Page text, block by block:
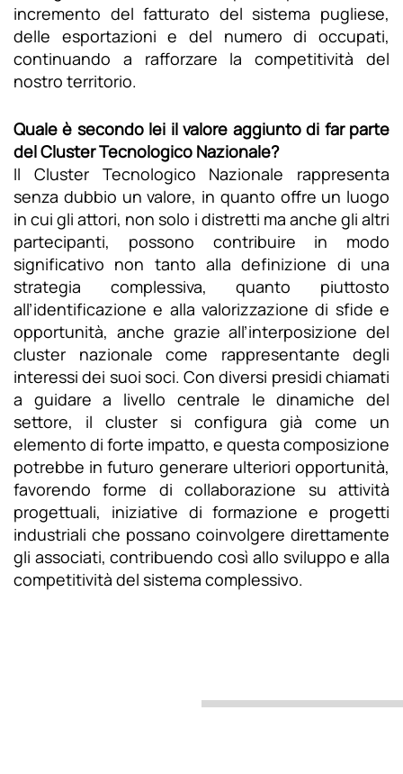
incremento del fatturato del sistema pugliese,
delle esportazioni e del numero di occupati,
continuando a rafforzare la competitività del
nostro territorio.
Quale è secondo lei il valore aggiunto di far parte
del Cluster Tecnologico Nazionale?
Il Cluster Tecnologico Nazionale rappresenta
senza dubbio un valore, in quanto offre un luogo
in cui gli attori, non solo i distretti ma anche gli altri
partecipanti, possono contribuire in modo
significativo non tanto alla definizione di una
strategia complessiva, quanto piuttosto
all’identificazione e alla valorizzazione di sfide e
opportunità, anche grazie all’interposizione del
cluster nazionale come rappresentante degli
interessi dei suoi soci. Con diversi presidi chiamati
a guidare a livello centrale le dinamiche del
settore, il cluster si configura già come un
elemento di forte impatto, e questa composizione
potrebbe in futuro generare ulteriori opportunità,
favorendo forme di collaborazione su attività
progettuali, iniziative di formazione e progetti
industriali che possano coinvolgere direttamente
gli associati, contribuendo così allo sviluppo e alla
competitività del sistema complessivo.